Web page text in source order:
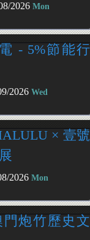
2026 Mon
- 5%節能行
2026 Wed
× 壹號
2026 Mon
炮竹歷史文